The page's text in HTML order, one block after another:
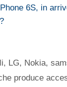
6S, in
, LG, Nokia,
produce